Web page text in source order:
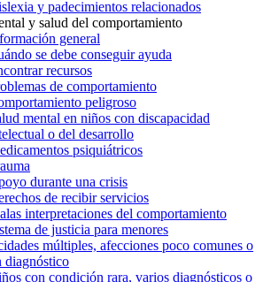
y padecimientos relacionados
y salud del comportamiento
general
se debe conseguir ayuda
recursos
de comportamiento
peligroso
mental en niños con discapacidad
o del desarrollo
psiquiátricos
durante una crisis
de recibir servicios
interpretaciones del comportamiento
de justicia para menores
múltiples, afecciones poco comunes o
diagnóstico
con condición rara, varios diagnósticos o